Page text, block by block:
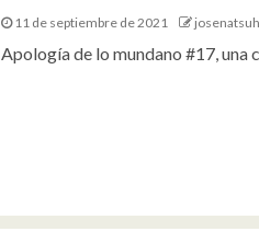
11 de septiembre de 2021
Apología de lo mundano #17, una